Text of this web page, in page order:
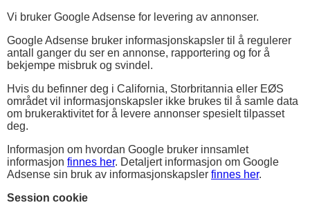
Vi bruker Google Adsense for levering av annonser.
Google Adsense bruker informasjonskapsler til å regulerer
antall ganger du ser en annonse, rapportering og for å
bekjempe misbruk og svindel.
Hvis du befinner deg i California, Storbritannia eller EØS
området vil informasjonskapsler ikke brukes til å samle data
om brukeraktivitet for å levere annonser spesielt tilpasset
deg.
Informasjon om hvordan Google bruker innsamlet
informasjon finnes her. Detaljert informasjon om Google
Adsense sin bruk av informasjonskapsler finnes her.
Session cookie